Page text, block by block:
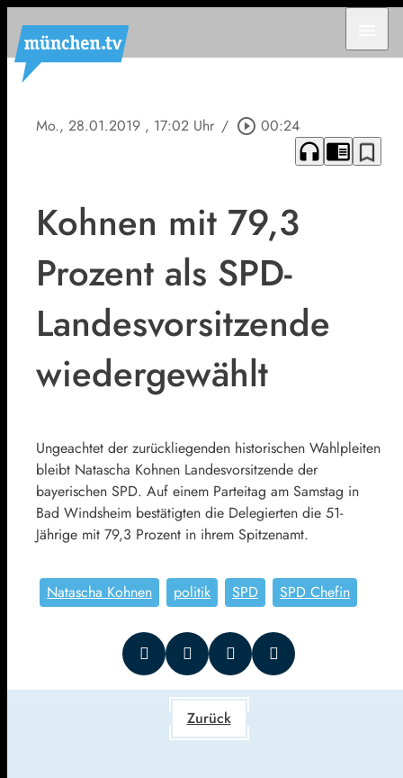
Mo., 28.01.2019 , 17:02 Uhr / play_circle_outline 00:24
headphones chrome_reader_mode bookmark_border
Kohnen mit 79,3
Prozent als SPD-
Landesvorsitzende
wiedergewählt
Ungeachtet der zurückliegenden historischen Wahlpleiten
bleibt Natascha Kohnen Landesvorsitzende der
bayerischen SPD. Auf einem Parteitag am Samstag in
Bad Windsheim bestätigten die Delegierten die 51-
Jährige mit 79,3 Prozent in ihrem Spitzenamt.
Natascha Kohnen politik SPD SPD Chefin
Zurück